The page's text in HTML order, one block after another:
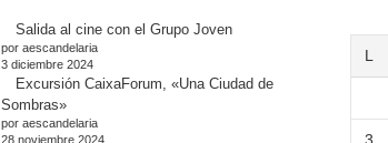
Salida al cine con el Grupo Joven
por aescandelaria
3 diciembre 2024
Excursión CaixaForum, «Una Ciudad de
Sombras»
por aescandelaria
28 noviembre 2024
L